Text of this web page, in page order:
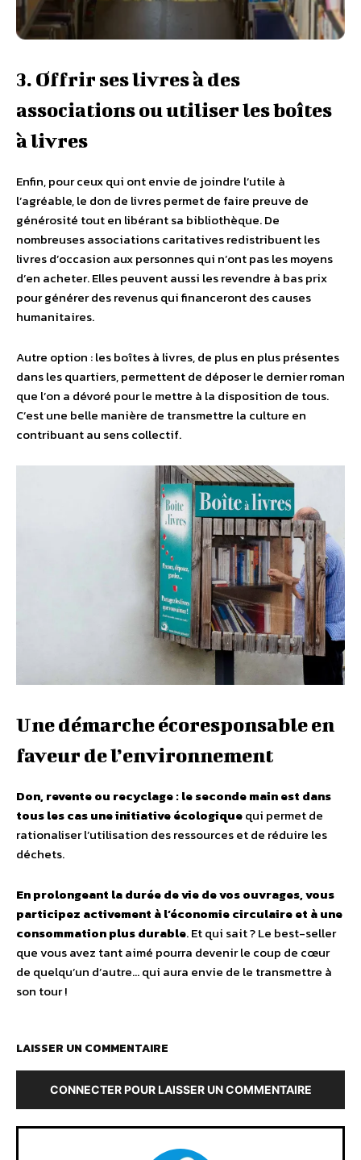
3. Offrir ses livres à des
associations ou utiliser les boîtes
à livres
Enfin, pour ceux qui ont envie de joindre l’utile à
l’agréable, le don de livres permet de faire preuve de
générosité tout en libérant sa bibliothèque. De
nombreuses associations caritatives redistribuent les
livres d’occasion aux personnes qui n’ont pas les moyens
d’en acheter. Elles peuvent aussi les revendre à bas prix
pour générer des revenus qui financeront des causes
humanitaires.
Autre option : les boîtes à livres, de plus en plus présentes
dans les quartiers, permettent de déposer le dernier roman
que l’on a dévoré pour le mettre à la disposition de tous.
C’est une belle manière de transmettre la culture en
contribuant au sens collectif.
Une démarche écoresponsable en
faveur de l’environnement
Don, revente ou recyclage : le seconde main est dans
tous les cas une initiative écologiquequi permet de
rationaliser l’utilisation des ressources et de réduire les
déchets.
En prolongeant la durée de vie de vos ouvrages, vous
participez activement à l’économie circulaire et à une
consommation plus durable. Et qui sait ? Le best-seller
que vous avez tant aimé pourra devenir le coup de cœur
de quelqu’un d’autre… qui aura envie de le transmettre à
son tour !
LAISSER UN COMMENTAIRE
CONNECTER POUR LAISSER UN COMMENTAIRE